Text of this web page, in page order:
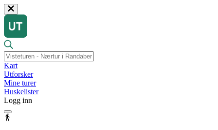
Kart
Utforsker
Mine turer
Huskelister
Logg inn